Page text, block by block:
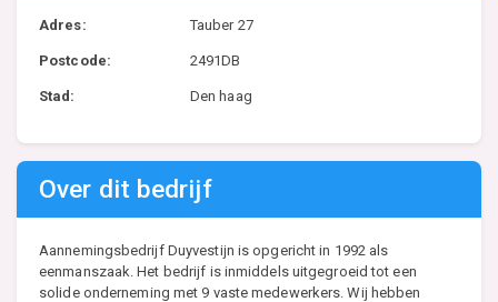
Adres: Tauber 27
Postcode: 2491DB
Stad: Den haag
Over dit bedrijf
Aannemingsbedrijf Duyvestijn is opgericht in 1992 als
eenmanszaak. Het bedrijf is inmiddels uitgegroeid tot een
solide onderneming met 9 vaste medewerkers. Wij hebben